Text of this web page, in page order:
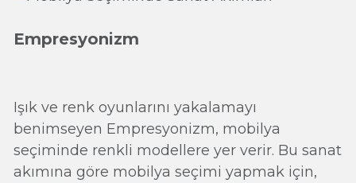
Empresyonizm
Işık ve renk oyunlarını yakalamayı
benimseyen Empresyonizm, mobilya
seçiminde renkli modellere yer verir. Bu sanat
akımına göre mobilya seçimi yapmak için,